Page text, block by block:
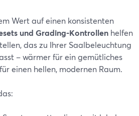
Wert auf einen konsistenten
und Grading-Kontrollenhelfen
das zu Ihrer Saalbeleuchtung
– wärmer für ein gemütliches
einen hellen, modernen Raum.